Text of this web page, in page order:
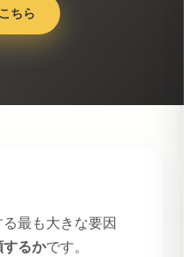
ちら
最も大きな要因
るかです。